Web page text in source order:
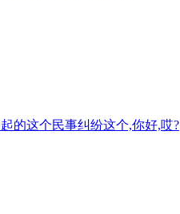
的这个民事纠纷这个,你好,哎?